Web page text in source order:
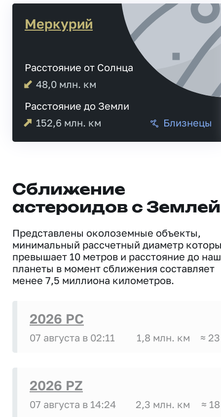
Меркурий
Расстояние от Солнца
48,0 млн. км
Расстояние до Земли
152,6 млн. км Близнецы
Сближение
астероидов с Землей
Представлены околоземные объекты,
минимальный рассчетный диаметр
превышает 10 метров и расстояние до
планеты в момент сближения составляет
менее 7,5 миллиона километров.
2026 PC
07 августа в 02:11 1,8 млн. км ≈
2026 PZ
07 августа в 14:24 2,3 млн. км ≈